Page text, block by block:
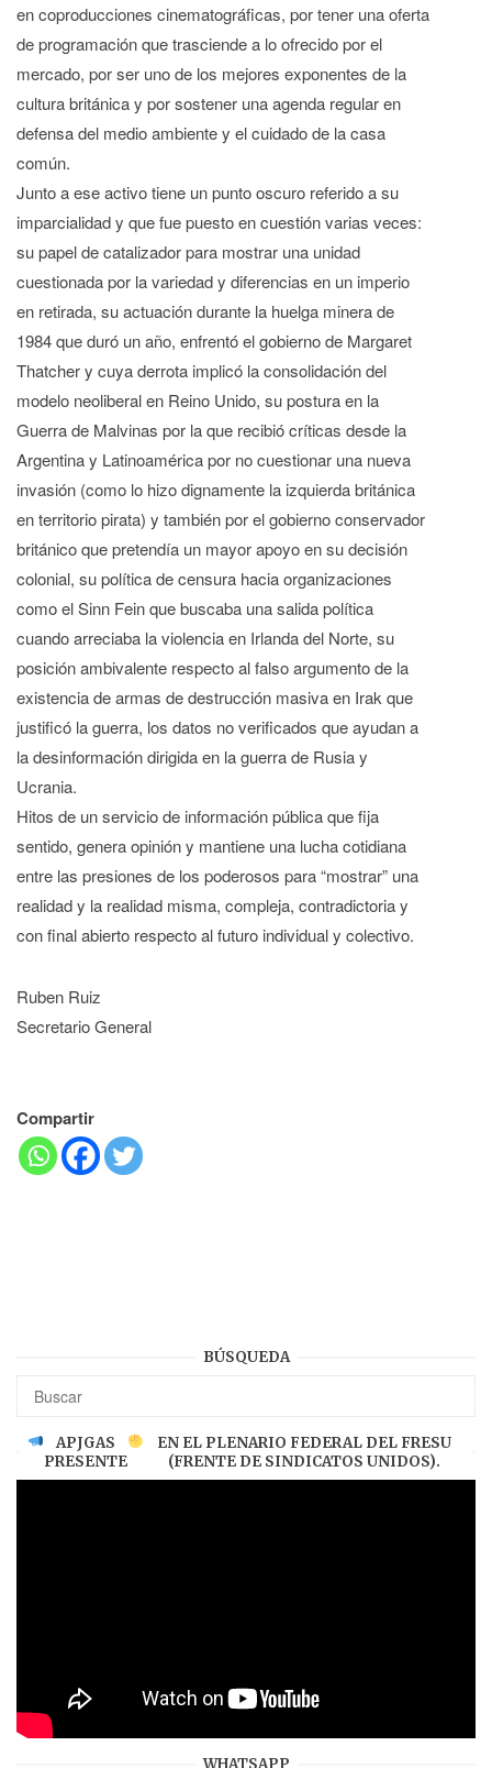
en coproducciones cinematográficas, por tener una oferta
de programación que trasciende a lo ofrecido por el
mercado, por ser uno de los mejores exponentes de la
cultura británica y por sostener una agenda regular en
defensa del medio ambiente y el cuidado de la casa
común.
Junto a ese activo tiene un punto oscuro referido a su
imparcialidad y que fue puesto en cuestión varias veces:
su papel de catalizador para mostrar una unidad
cuestionada por la variedad y diferencias en un imperio
en retirada, su actuación durante la huelga minera de
1984 que duró un año, enfrentó el gobierno de Margaret
Thatcher y cuya derrota implicó la consolidación del
modelo neoliberal en Reino Unido, su postura en la
Guerra de Malvinas por la que recibió críticas desde la
Argentina y Latinoamérica por no cuestionar una nueva
invasión (como lo hizo dignamente la izquierda británica
en territorio pirata) y también por el gobierno conservador
británico que pretendía un mayor apoyo en su decisión
colonial, su política de censura hacia organizaciones
como el Sinn Fein que buscaba una salida política
cuando arreciaba la violencia en Irlanda del Norte, su
posición ambivalente respecto al falso argumento de la
existencia de armas de destrucción masiva en Irak que
justificó la guerra, los datos no verificados que ayudan a
la desinformación dirigida en la guerra de Rusia y
Ucrania.
Hitos de un servicio de información pública que fija
sentido, genera opinión y mantiene una lucha cotidiana
entre las presiones de los poderosos para “mostrar” una
realidad y la realidad misma, compleja, contradictoria y
con final abierto respecto al futuro individual y colectivo.
Ruben Ruiz
Secretario General
Compartir
BÚSQUEDA
APJGAS
PRESENTE
EN EL PLENARIO FEDERAL DEL FRESU
(FRENTE DE SINDICATOS UNIDOS).